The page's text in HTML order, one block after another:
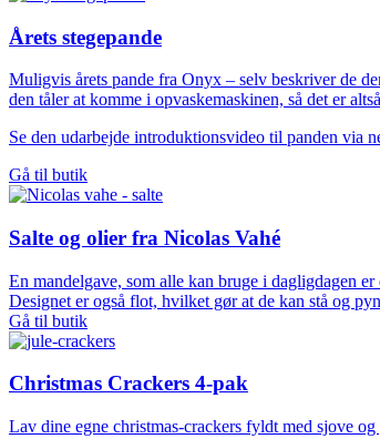
Årets stegepande
Muligvis årets pande fra Onyx – selv beskriver de
den tåler at komme i opvaskemaskinen, så det er
Se den udarbejde introduktionsvideo til panden via
Gå til butik
Salte og olier fra Nicolas Vahé
En mandelgave, som alle kan bruge i dagligdagen
Designet er også flot, hvilket gør at de kan stå og
Gå til butik
Christmas Crackers 4-pak
Lav dine egne christmas-crackers fyldt med sjove